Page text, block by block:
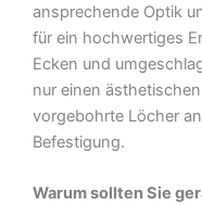
ansprechende Optik
für ein hochwertiges
Ecken und
nur einen
vorgebohrte Löcher
Befestigung.
Warum sollten Sie